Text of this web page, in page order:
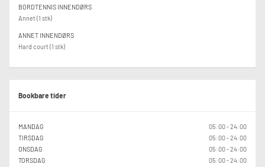
BORDTENNIS INNENDØRS
Annet (1 stk)
ANNET INNENDØRS
Hard court (1 stk)
Bookbare tider
MANDAG
05:00 - 24:00
TIRSDAG
05:00 - 24:00
ONSDAG
05:00 - 24:00
TORSDAG
05:00 - 24:00